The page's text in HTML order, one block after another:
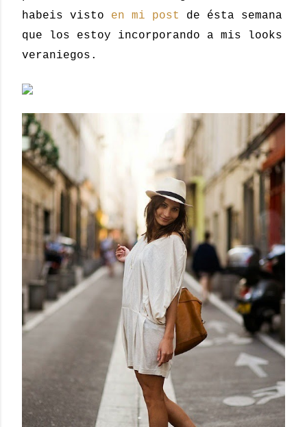
habeis visto en mi post
de ésta semana
que los estoy incorporando a mis looks
veraniegos.